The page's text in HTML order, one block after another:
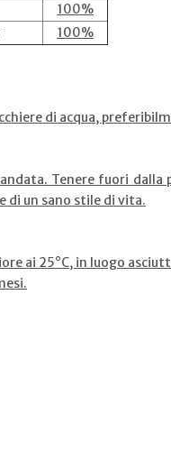
100%
100%
di acqua,
Tenere fuori
di un sano stile di vita.
ai 25°C, in luogo